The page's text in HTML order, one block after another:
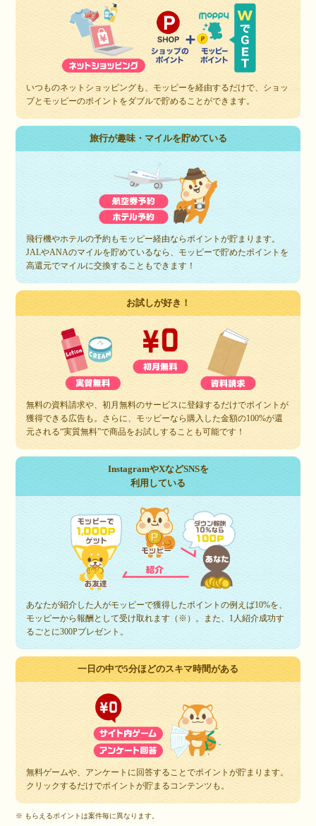
いつものネットショッピングも、モッピーを経由するだけで、ショッ
プとモッピーのポイントをダブルで貯めることができます。
旅行が趣味・マイルを貯めている
飛行機やホテルの予約もモッピー経由ならポイントが貯まります。
JALやANAのマイルを貯めているなら、モッピーで貯めたポイントを
高還元でマイルに交換することもできます！
お試しが好き！
無料の資料請求や、初月無料のサービスに登録するだけでポイントが
獲得できる広告も。さらに、モッピーなら購入した金額の100%が還
元される“実質無料”で商品をお試しすることも可能です！
InstagramやXなどSNSを
利用している
あなたが紹介した人がモッピーで獲得したポイントの例えば10%を、
モッピーから報酬として受け取れます（※）。また、1人紹介成功す
るごとに300Pプレゼント。
一日の中で5分ほどのスキマ時間がある
無料ゲームや、アンケートに回答することでポイントが貯まります。
クリックするだけでポイントが貯まるコンテンツも。
※ もらえるポイントは案件毎に異なります。